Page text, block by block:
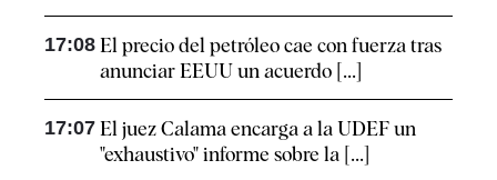
17:08 El precio del petróleo cae con fuerza tras
anunciar EEUU un acuerdo [...]
17:07 El juez Calama encarga a la UDEF un
"exhaustivo" informe sobre la [...]